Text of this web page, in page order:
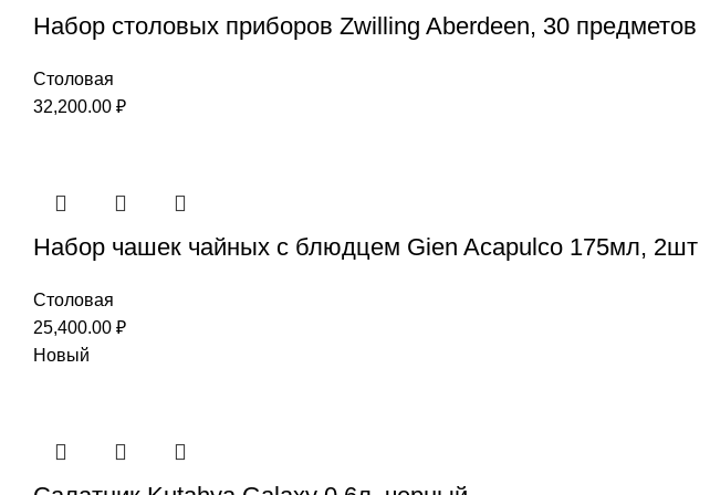
Набор столовых приборов Zwilling Aberdeen, 30 предметов
Столовая
32,200.00 ₽
Набор чашек чайных с блюдцем Gien Acapulco 175мл, 2шт
Столовая
25,400.00 ₽
Новый